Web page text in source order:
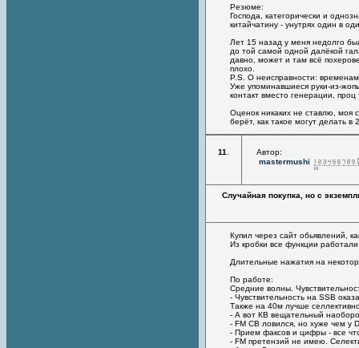
Резюме:
Господа, категорически и
китайчатину - унутрях один в
Лет 15 назад у меня недолго
до той самой одной далёкой
давно, может и там всё
плохо.
P.S. О неисправности:
Уже упоминавшиеся руки-из-
контакт вместо генерации, проц
Оценок никаких не ставлю, моя
берёт, как такое могут делать
11
Автор:
mastermushi
Случайная покупка, но с
Купил через сайт обьявлений,
Из кробки все функции
Длительные нажатия на
По работе:
Средние волны.
- Чувствительность на SSB
Также на 40м лучше
- А вот КВ вещательный
- FM CB ловился, но хуже чем у
- Прием факсов и цифры - все
- FM претензий не имею.